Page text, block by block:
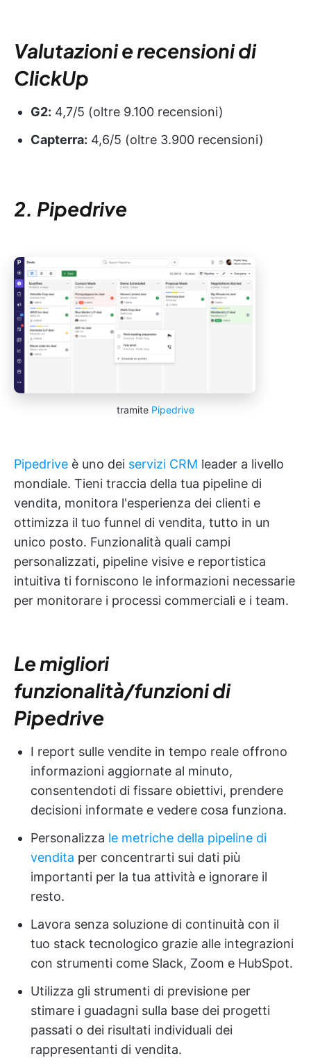
Valutazioni e recensioni di
ClickUp
G2: 4,7/5 (oltre 9.100 recensioni)
Capterra: 4,6/5 (oltre 3.900 recensioni)
2. Pipedrive
tramite Pipedrive
Pipedrive è uno dei servizi CRM leader a livello
mondiale. Tieni traccia della tua pipeline di
vendita, monitora l'esperienza dei clienti e
ottimizza il tuo funnel di vendita, tutto in un
unico posto. Funzionalità quali campi
personalizzati, pipeline visive e reportistica
intuitiva ti forniscono le informazioni necessarie
per monitorare i processi commerciali e i team.
Le migliori
funzionalità/funzioni di
Pipedrive
I report sulle vendite in tempo reale offrono
informazioni aggiornate al minuto,
consentendoti di fissare obiettivi, prendere
decisioni informate e vedere cosa funziona.
Personalizza le metriche della pipeline di
vendita per concentrarti sui dati più
importanti per la tua attività e ignorare il
resto.
Lavora senza soluzione di continuità con il
tuo stack tecnologico grazie alle integrazioni
con strumenti come Slack, Zoom e HubSpot.
Utilizza gli strumenti di previsione per
stimare i guadagni sulla base dei progetti
passati o dei risultati individuali dei
rappresentanti di vendita.